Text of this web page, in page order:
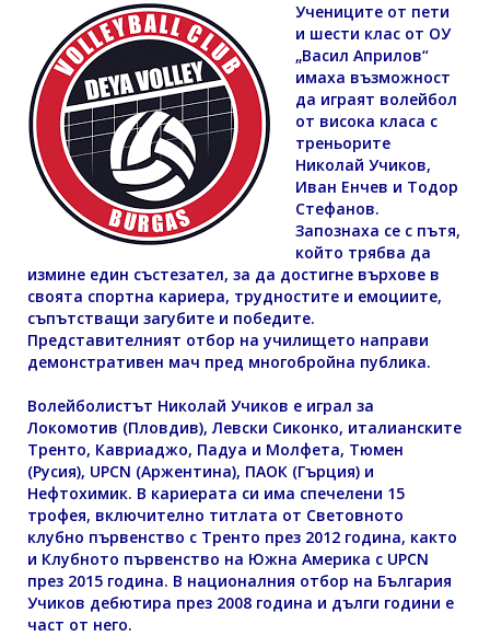
Учениците от пети
и шести клас от ОУ
„Васил Априлов“
имаха възможност
да играят волейбол
от висока класа с
треньорите
Николай Учиков,
Иван Енчев и Тодор
Стефанов.
Запознаха се с пътя,
който трябва да
измине един състезател, за да достигне върхове в
своята спортна кариера, трудностите и емоциите,
съпътстващи загубите и победите.
Представителният отбор на училището направи
демонстративен мач пред многобройна публика.
Волейболистът Николай Учиков е играл за
Локомотив (Пловдив), Левски Сиконко, италианските
Тренто, Кавриаджо, Падуа и Молфета, Тюмен
(Русия), UPCN (Аржентина), ПАОК (Гърция) и
Нефтохимик. В кариерата си има спечелени 15
трофея, включително титлата от Световното
клубно първенство с Тренто през 2012 година, както
и Клубното първенство на Южна Америка с UPCN
през 2015 година. В националния отбор на България
Учиков дебютира през 2008 година и дълги години е
част от него.